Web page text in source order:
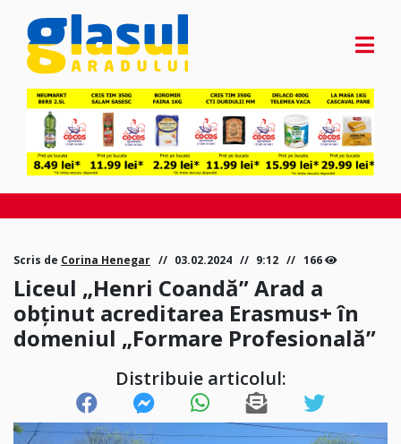
Scris de Corina Henegar 03.02.2024 9:12 166
Liceul „Henri Coandă” Arad a
obținut acreditarea Erasmus+ în
domeniul „Formare Profesională”
Distribuie articolul: